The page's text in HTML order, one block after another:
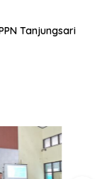
Tanjungsari